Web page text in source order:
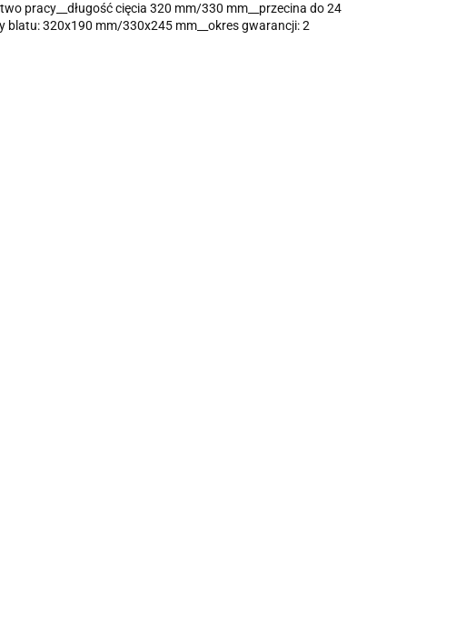
pracy__długość cięcia 320 mm/330 mm__przecina do 24
320x190 mm/330x245 mm__okres gwarancji: 2